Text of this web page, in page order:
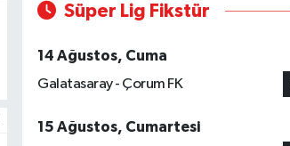
Süper Lig Fikstür
14 Ağustos, Cuma
Galatasaray - Çorum FK
15 Ağustos, Cumartesi